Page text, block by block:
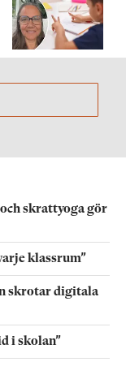
skrattyoga gör
klassrum”
skrotar digitala
i skolan”